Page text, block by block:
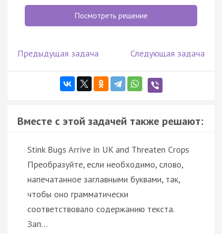
Посмотреть решение
Предыдущая задача Следующая задача
Вместе с этой задачей также решают:
Stink Bugs Arrive in UK and Threaten Crops
Преобразуйте, если необходимо, слово,
напечатанное заглавными буквами, так,
чтобы оно грамматически
соответствовало содержанию текста.
Зап…